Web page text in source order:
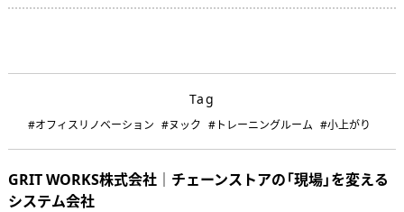
Tag
#オフィスリノベーション #ヌック #トレーニングルーム #小上がり
GRIT WORKS株式会社｜チェーンストアの「現場」を変える
システム会社